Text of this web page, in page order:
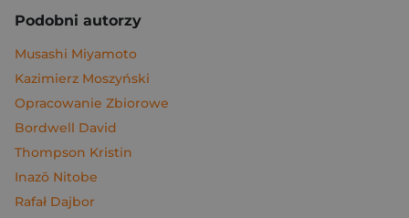
Podobni autorzy
Musashi Miyamoto
Kazimierz Moszyński
Opracowanie Zbiorowe
Bordwell David
Thompson Kristin
Inazō Nitobe
Rafał Dajbor